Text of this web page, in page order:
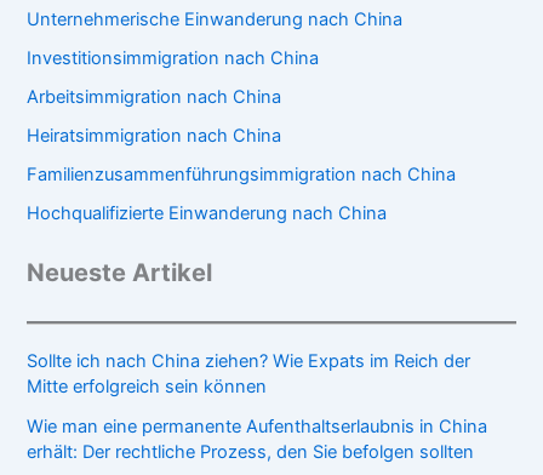
Unternehmerische Einwanderung nach China
Investitionsimmigration nach China
Arbeitsimmigration nach China
Heiratsimmigration nach China
Familienzusammenführungsimmigration nach China
Hochqualifizierte Einwanderung nach China
Neueste Artikel
Sollte ich nach China ziehen? Wie Expats im Reich der
Mitte erfolgreich sein können
Wie man eine permanente Aufenthaltserlaubnis in China
erhält: Der rechtliche Prozess, den Sie befolgen sollten